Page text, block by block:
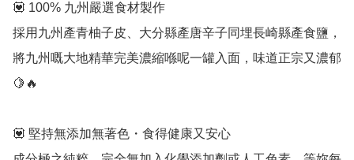
💟 100% 九州嚴選食材製作
採用九州產青柚子皮、大分縣產唐辛子同埋長崎縣產食鹽，
將九州嘅大地精華完美濃縮喺呢一罐入面，味道正宗又濃郁
🍋🔥
💟 堅持無添加無著色・食得健康又安心